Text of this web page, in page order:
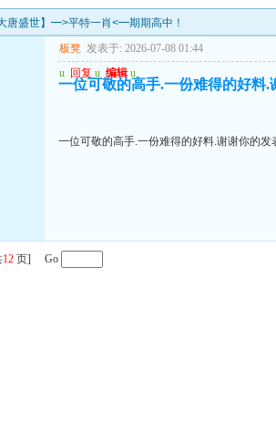
唐盛世】━>平特一肖<━期期高中！
板凳 发表于: 2026-07-08 01:44
u 回复 u 编辑 u
一位可敬的高手.一份难得的好料.
一位可敬的高手.一份难得的好料.谢谢你的发
12 页] Go